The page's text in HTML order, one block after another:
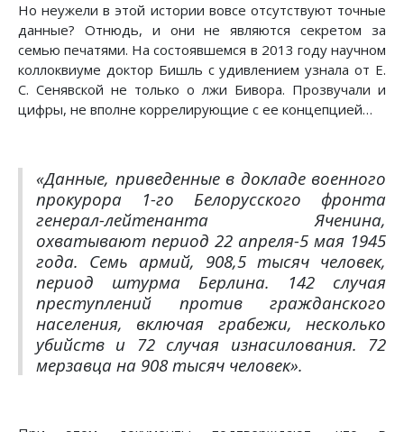
Но неужели в этой истории вовсе отсутствуют точные
данные? Отнюдь, и они не являются секретом за
семью печатями. На состоявшемся в 2013 году научном
коллоквиуме доктор Бишль с удивлением узнала от Е.
С. Сенявской не только о лжи Бивора. Прозвучали и
цифры, не вполне коррелирующие с ее концепцией…
«Данные, приведенные в докладе военного
прокурора 1-го Белорусского фронта
генерал-лейтенанта Яченина,
охватывают период 22 апреля-5 мая 1945
года. Семь армий, 908,5 тысяч человек,
период штурма Берлина. 142 случая
преступлений против гражданского
населения, включая грабежи, несколько
убийств и 72 случая изнасилования. 72
мерзавца на 908 тысяч человек».